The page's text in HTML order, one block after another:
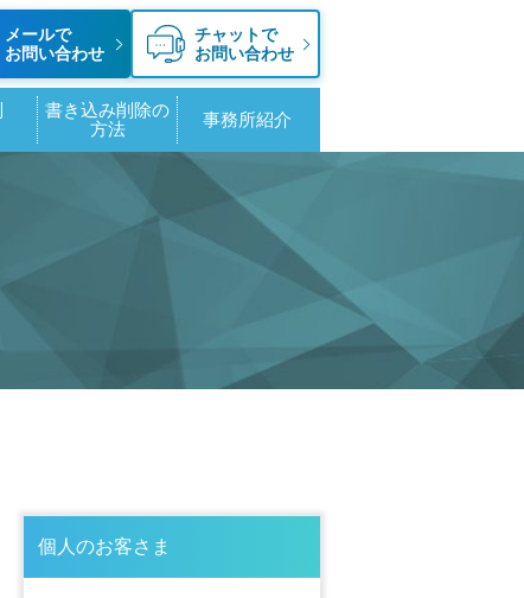
メールで
お問い合わせ
チャットで
お問い合わせ
書き込み削除の
方法
事務所紹介
個人のお客さま